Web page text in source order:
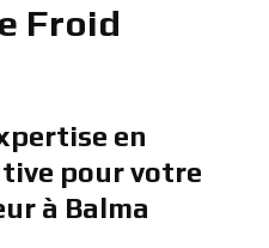
Froid
en
pour votre
à Balma